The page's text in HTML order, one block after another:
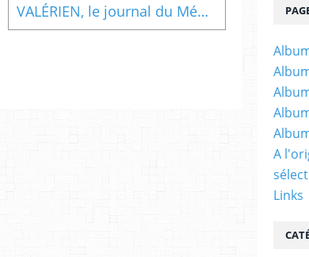
VALÉRIEN, le journal du Mémorial du Mont-Valérien
A
Links